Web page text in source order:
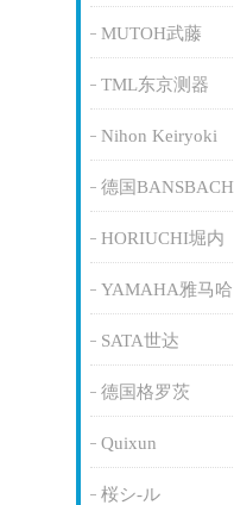
MUTOH武藤
TML东京测器
Nihon Keiryoki
德国BANSBACH
HORIUCHI堀内
YAMAHA雅马哈
SATA世达
德国格罗茨
Quixun
桜シ-ル